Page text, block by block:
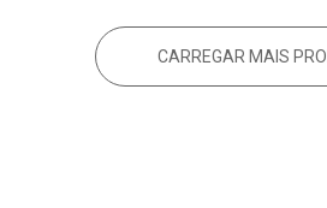
CARREGAR MAIS